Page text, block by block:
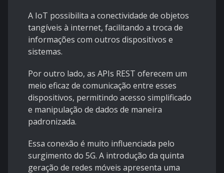
A IoT possibilita a conectividade de objetos
tangíveis à internet, facilitando a troca de
informações com outros dispositivos e
sistemas.
Por outro lado, as APIs REST oferecem um
meio eficaz de comunicação entre esses
dispositivos, permitindo acesso simplificado
e manipulação de dados de maneira
padronizada.
Essa conexão é muito influenciada pelo
surgimento do 5G. A introdução da quinta
geração de redes móveis apresenta uma